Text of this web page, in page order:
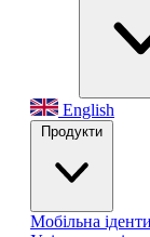
English
Продукти
Мобільна